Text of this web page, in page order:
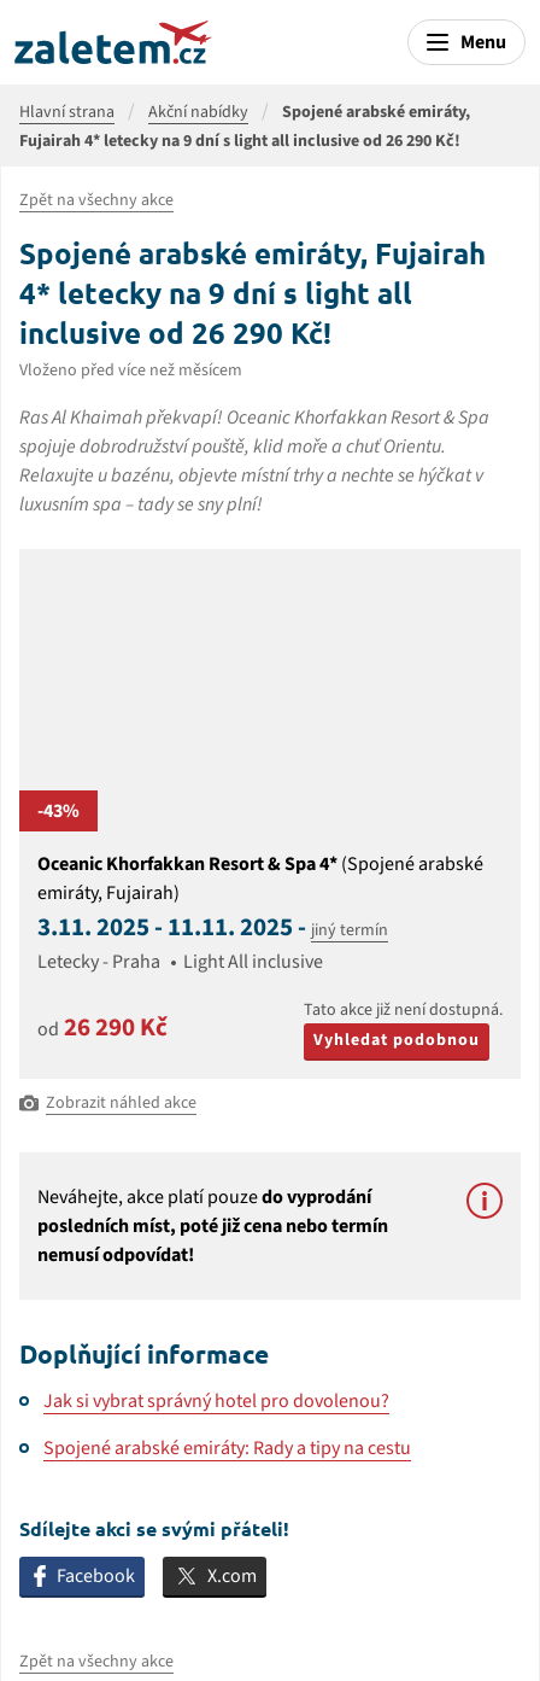
Menu
Hlavní strana Akční nabídky
Spojené arabské emiráty,
Fujairah 4* letecky na 9 dní s light all inclusive od 26 290 Kč!
Zpět na všechny akce
Spojené arabské emiráty, Fujairah
4* letecky na 9 dní s light all
inclusive od 26 290 Kč!
Vloženo před více než měsícem
Ras Al Khaimah překvapí! Oceanic Khorfakkan Resort & Spa
spojuje dobrodružství pouště, klid moře a chuť Orientu.
Relaxujte u bazénu, objevte místní trhy a nechte se hýčkat v
luxusním spa – tady se sny plní!
-43%
Oceanic Khorfakkan Resort & Spa 4*(Spojené arabské
emiráty, Fujairah)
3.11. 2025 - 11.11. 2025 - jiný termín
Letecky - Praha Light All inclusive
od 26 290 Kč
Tato akce již není dostupná.
Vyhledat podobnou
Zobrazit náhled akce
Neváhejte, akce platí pouzedo vyprodání
posledních míst, poté již cena nebo termín
nemusí odpovídat!
Doplňující informace
Jak si vybrat správný hotel pro dovolenou?
Spojené arabské emiráty: Rady a tipy na cestu
Sdílejte akci se svými přáteli!
Facebook X.com
Zpět na všechny akce